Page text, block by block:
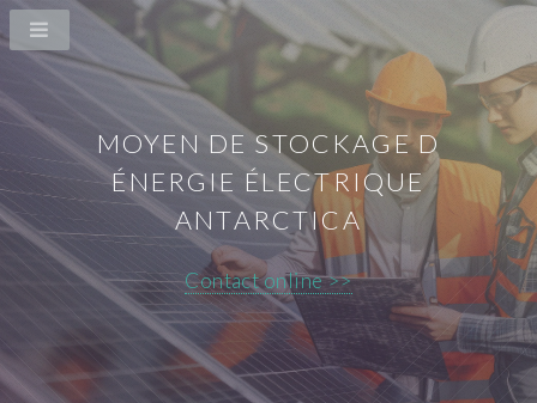
MOYEN DE STOCKAGE D
ÉNERGIE ÉLECTRIQUE
ANTARCTICA
Contact online >>